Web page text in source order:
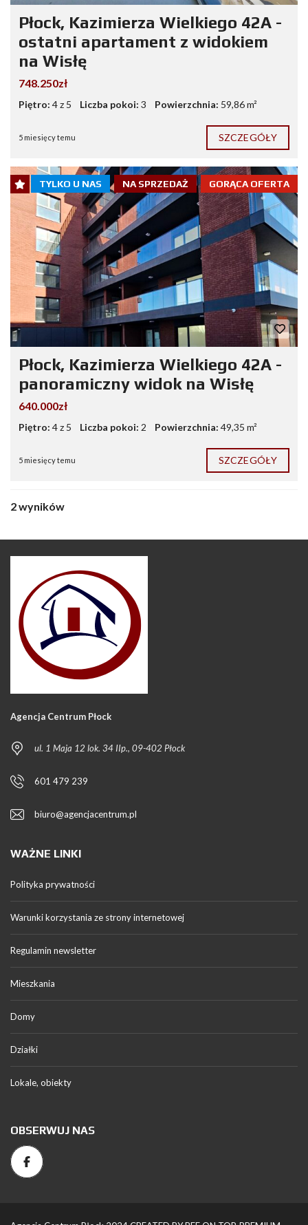
Płock, Kazimierza Wielkiego 42A -
ostatni apartament z widokiem
na Wisłę
748.250zł
Piętro: 4 z 5 Liczba pokoi: 3 Powierzchnia: 59,86 m²
5 miesięcy temu SZCZEGÓŁY
GORĄCA OFERTA
NA SPRZEDAŻ
TYLKO U NAS
Płock, Kazimierza Wielkiego 42A -
panoramiczny widok na Wisłę
640.000zł
Piętro: 4 z 5 Liczba pokoi: 2 Powierzchnia: 49,35 m²
5 miesięcy temu SZCZEGÓŁY
2 wyników
Agencja Centrum Płock
ul. 1 Maja 12 lok. 34 IIp., 09-402 Płock
601 479 239
biuro@agencjacentrum.pl
WAŻNE LINKI
Polityka prywatności
Warunki korzystania ze strony internetowej
Regulamin newsletter
Mieszkania
Domy
Działki
Lokale, obiekty
OBSERWUJ NAS